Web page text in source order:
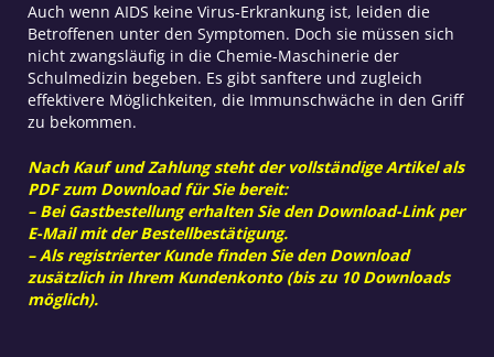
Auch wenn AIDS keine Virus-Erkrankung ist, leiden die
Betroffenen unter den Symptomen. Doch sie müssen sich
nicht zwangsläufig in die Chemie-Maschinerie der
Schulmedizin begeben. Es gibt sanftere und zugleich
effektivere Möglichkeiten, die Immunschwäche in den Griff
zu bekommen.
Nach Kauf und Zahlung steht der vollständige Artikel als
PDF zum Download für Sie bereit:
– Bei Gastbestellung erhalten Sie den Download-Link per
E-Mail mit der Bestellbestätigung.
– Als registrierter Kunde finden Sie den Download
zusätzlich in Ihrem Kundenkonto (bis zu 10 Downloads
möglich).